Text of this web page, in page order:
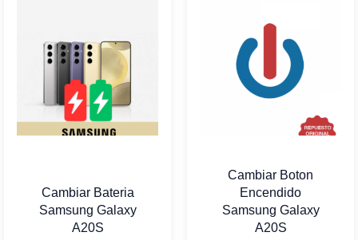
Cambiar Bateria
Samsung Galaxy
A20S
Cambiar Boton
Encendido
Samsung Galaxy
A20S